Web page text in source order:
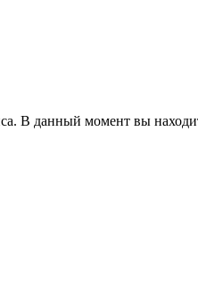
В данный момент вы